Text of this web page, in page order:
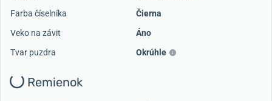
Farba číselníka
Čierna
Veko na závit
Áno
Tvar puzdra
Okrúhle
Remienok